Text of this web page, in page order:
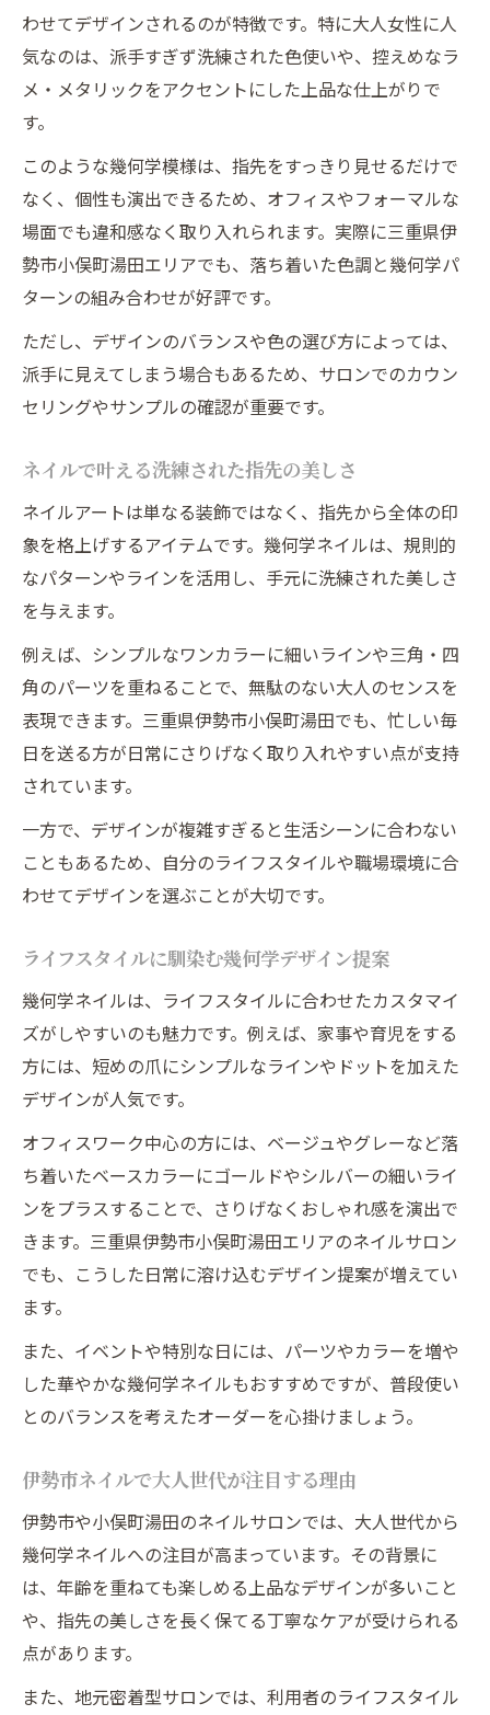
わせてデザインされるのが特徴です。特に大人女性に人
気なのは、派手すぎず洗練された色使いや、控えめなラ
メ・メタリックをアクセントにした上品な仕上がりで
す。
このような幾何学模様は、指先をすっきり見せるだけで
なく、個性も演出できるため、オフィスやフォーマルな
場面でも違和感なく取り入れられます。実際に三重県伊
勢市小俣町湯田エリアでも、落ち着いた色調と幾何学パ
ターンの組み合わせが好評です。
ただし、デザインのバランスや色の選び方によっては、
派手に見えてしまう場合もあるため、サロンでのカウン
セリングやサンプルの確認が重要です。
ネイルで叶える洗練された指先の美しさ
ネイルアートは単なる装飾ではなく、指先から全体の印
象を格上げするアイテムです。幾何学ネイルは、規則的
なパターンやラインを活用し、手元に洗練された美しさ
を与えます。
例えば、シンプルなワンカラーに細いラインや三角・四
角のパーツを重ねることで、無駄のない大人のセンスを
表現できます。三重県伊勢市小俣町湯田でも、忙しい毎
日を送る方が日常にさりげなく取り入れやすい点が支持
されています。
一方で、デザインが複雑すぎると生活シーンに合わない
こともあるため、自分のライフスタイルや職場環境に合
わせてデザインを選ぶことが大切です。
ライフスタイルに馴染む幾何学デザイン提案
幾何学ネイルは、ライフスタイルに合わせたカスタマイ
ズがしやすいのも魅力です。例えば、家事や育児をする
方には、短めの爪にシンプルなラインやドットを加えた
デザインが人気です。
オフィスワーク中心の方には、ベージュやグレーなど落
ち着いたベースカラーにゴールドやシルバーの細いライ
ンをプラスすることで、さりげなくおしゃれ感を演出で
きます。三重県伊勢市小俣町湯田エリアのネイルサロン
でも、こうした日常に溶け込むデザイン提案が増えてい
ます。
また、イベントや特別な日には、パーツやカラーを増や
した華やかな幾何学ネイルもおすすめですが、普段使い
とのバランスを考えたオーダーを心掛けましょう。
伊勢市ネイルで大人世代が注目する理由
伊勢市や小俣町湯田のネイルサロンでは、大人世代から
幾何学ネイルへの注目が高まっています。その背景に
は、年齢を重ねても楽しめる上品なデザインが多いこと
や、指先の美しさを長く保てる丁寧なケアが受けられる
点があります。
また、地元密着型サロンでは、利用者のライフスタイル